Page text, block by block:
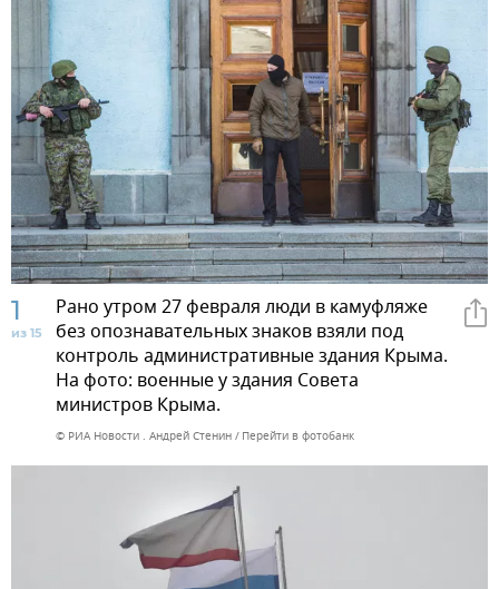
1
из 15
Рано утром 27 февраля люди в камуфляже
без опознавательных знаков взяли под
контроль административные здания Крыма.
На фото: военные у здания Совета
министров Крыма.
© РИА Новости . Андрей Стенин Перейти в фотобанк